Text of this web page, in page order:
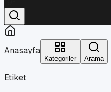
Anasayfa
Kategoriler Arama
Etiket